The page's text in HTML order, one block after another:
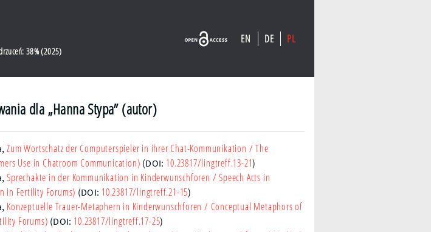
38% (2025)
EN DE PL
dla „Hanna Stypa” (autor)
,Zum Wortschatz der Computerspieler in ihrer Chat-Kommunikation / The
Use in Chatroom Communication) (DOI: 10.23817/lingtreff.13-21)
,Sprechakte in der Kommunikation in Kinderwunschforen / Speech Acts in
in Fertility Forums) (DOI: 10.23817/lingtreff.21-15)
, Konzeptuelle Trauer-Metaphern in Kinderwunschforen / Conceptual Metaphors of
Forums) (DOI: 10.23817/lingtreff.17-25)